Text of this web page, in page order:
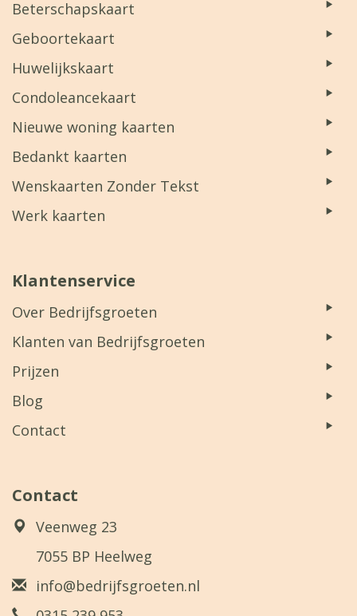
Beterschapskaart
Geboortekaart
Huwelijkskaart
Condoleancekaart
Nieuwe woning kaarten
Bedankt kaarten
Wenskaarten Zonder Tekst
Werk kaarten
Klantenservice
Over Bedrijfsgroeten
Klanten van Bedrijfsgroeten
Prijzen
Blog
Contact
Contact
Veenweg 23
7055 BP Heelweg
info@bedrijfsgroeten.nl